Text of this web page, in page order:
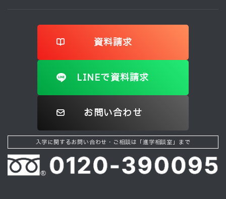
資料請求
LINEで資料請求
お問い合わせ
入学に関するお問い合わせ・ご相談は「進学相談室」まで